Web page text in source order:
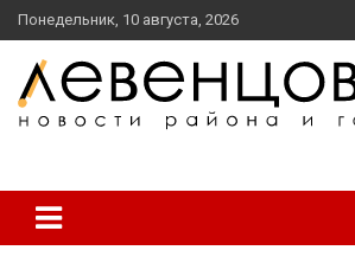
перейти
к
содержанию
Понедельник, 10 августа, 2026